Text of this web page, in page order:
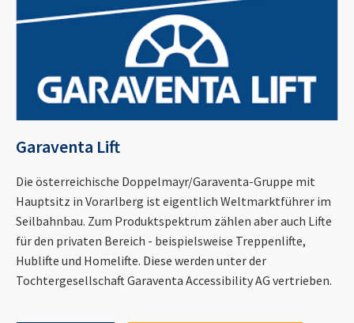
Garaventa Lift
Die österreichische Doppelmayr/Garaventa-Gruppe mit
Hauptsitz in Vorarlberg ist eigentlich Weltmarktführer im
Seilbahnbau. Zum Produktspektrum zählen aber auch Lifte
für den privaten Bereich - beispielsweise Treppenlifte,
Hublifte und Homelifte. Diese werden unter der
Tochtergesellschaft Garaventa Accessibility AG vertrieben.